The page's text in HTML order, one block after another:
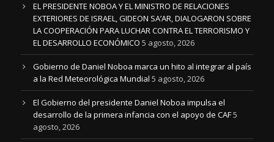
EL PRESIDENTE NOBOA Y EL MINISTRO DE RELACIONES
EXTERIORES DE ISRAEL, GIDEON SA’AR, DIALOGARON SOBRE
LA COOPERACIÓN PARA LUCHAR CONTRA EL TERRORISMO Y
EL DESARROLLO ECONÓMICO 5 agosto, 2026
Gobierno de Daniel Noboa marca un hito al integrar al país
a la Red Meteorológica Mundial 5 agosto, 2026
El Gobierno del presidente Daniel Noboa impulsa el
desarrollo de la primera infancia con el apoyo de CAF5
agosto, 2026